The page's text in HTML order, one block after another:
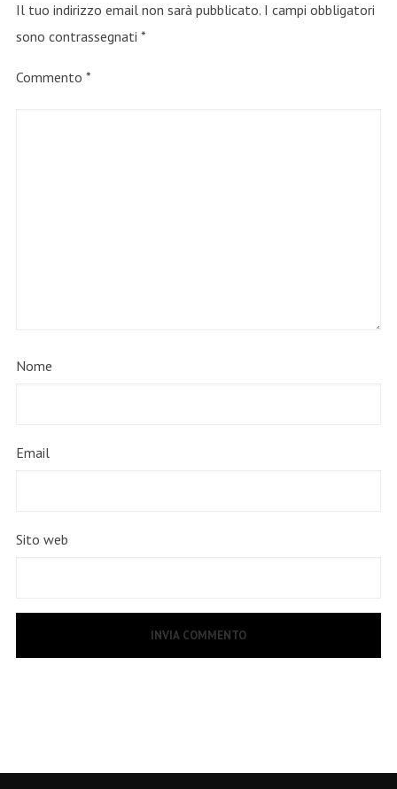
Il tuo indirizzo email non sarà pubblicato. I campi obbligatori
sono contrassegnati *
Commento *
Nome
Email
Sito web